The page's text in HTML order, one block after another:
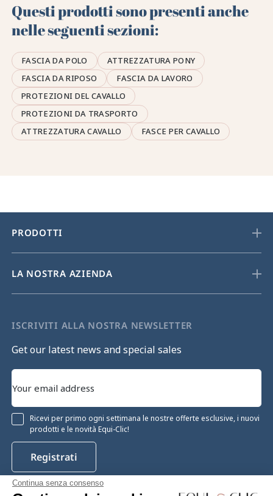
Continua senza consenso
Questi prodotti sono presenti anche
nelle seguenti sezioni:
FASCIA DA POLO
ATTREZZATURA PONY
FASCIA DA RIPOSO
FASCIA DA LAVORO
PROTEZIONI DEL CAVALLO
PROTEZIONI DA TRASPORTO
ATTREZZATURA CAVALLO
FASCE PER CAVALLO
PRODOTTI
LA NOSTRA AZIENDA
ISCRIVITI ALLA NOSTRA NEWSLETTER
Get our latest news and special sales
Ricevi per primo ogni settimana le nostre offerte esclusive, i nuovi
prodotti e le novità Equi-Clic!
Registrati